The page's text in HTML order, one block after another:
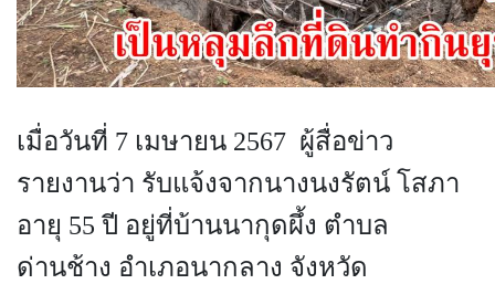
เมื่อวันที่ 7 เมษายน 2567 ผู้สื่อข่าว
รายงานว่า รับแจ้งจากนางนงรัตน์ โสภา
อายุ 55 ปี อยู่ที่บ้านนากุดผึ้ง ตำบล
ด่านช้าง อำเภอนากลาง จังหวัด